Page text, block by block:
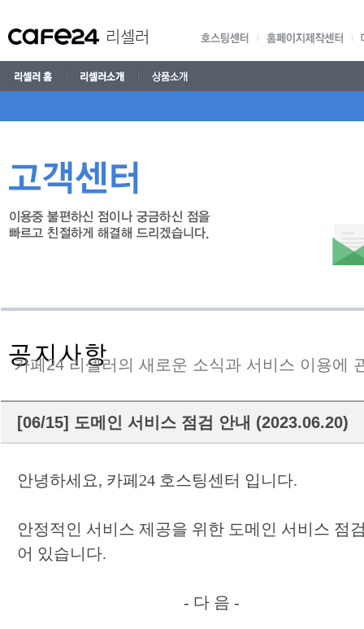
리셀러
카페24 리셀러의 새로운 소식과 서비스 이용에
[06/15] 도메인 서비스 점검 안내 (2023.06.20)
안녕하세요, 카페24 호스팅센터 입니다.
안정적인 서비스 제공을 위한 도메인 서비스 점
어 있습니다.
- 다 음 -